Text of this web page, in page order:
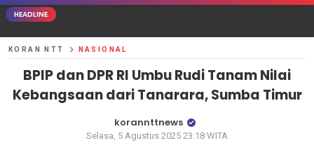
HEADLINE
KORAN NTT NASIONAL
BPIP dan DPR RI Umbu Rudi Tanam Nilai
Kebangsaan dari Tanarara, Sumba Timur
korannttnews
Selasa, 5 Agustus 2025 23:18 WITA